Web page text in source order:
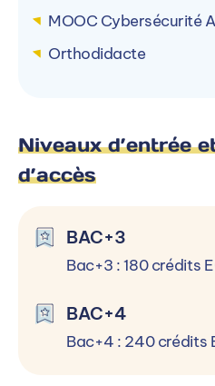
MOOC Cybersécurité
Orthodidacte
Niveaux d’entrée
d’accès
BAC+3
Bac+3 : 180 crédits
BAC+4
Bac+4 : 240 crédits